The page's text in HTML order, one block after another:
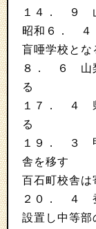
１４． ９
昭和６． ４
盲唖学校とな
８． ６ 山
る
１７． ４
る
１９． ３
舎を移す
百石町校舎は
２０． ４
設置し中等部